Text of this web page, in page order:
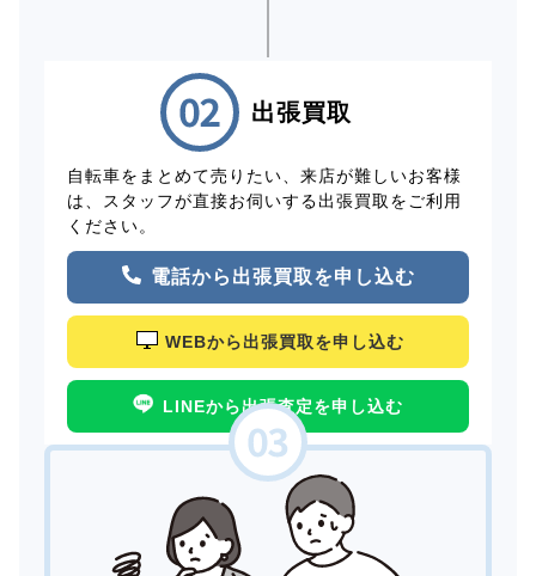
出張買取
自転車をまとめて売りたい、来店が難しいお客様
は、スタッフが直接お伺いする出張買取をご利用
ください。
電話から出張買取を申し込む
WEBから出張買取を申し込む
LINEから出張査定を申し込む